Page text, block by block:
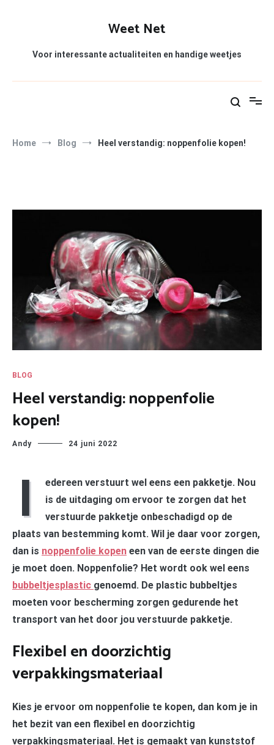
Weet Net
Voor interessante actualiteiten en handige weetjes
Home Blog Heel verstandig: noppenfolie kopen!
BLOG
Heel verstandig: noppenfolie
kopen!
Andy 24 juni 2022
I
edereen verstuurt wel eens een pakketje. Nou
is de uitdaging om ervoor te zorgen dat het
verstuurde pakketje onbeschadigd op de
plaats van bestemming komt. Wil je daar voor zorgen,
dan is noppenfolie kopen een van de eerste dingen die
je moet doen. Noppenfolie? Het wordt ook wel eens
bubbeltjesplastic genoemd. De plastic bubbeltjes
moeten voor bescherming zorgen gedurende het
transport van het door jou verstuurde pakketje.
Flexibel en doorzichtig
verpakkingsmateriaal
Kies je ervoor om noppenfolie te kopen, dan kom je in
het bezit van een flexibel en doorzichtig
verpakkingsmateriaal. Het is gemaakt van kunststof